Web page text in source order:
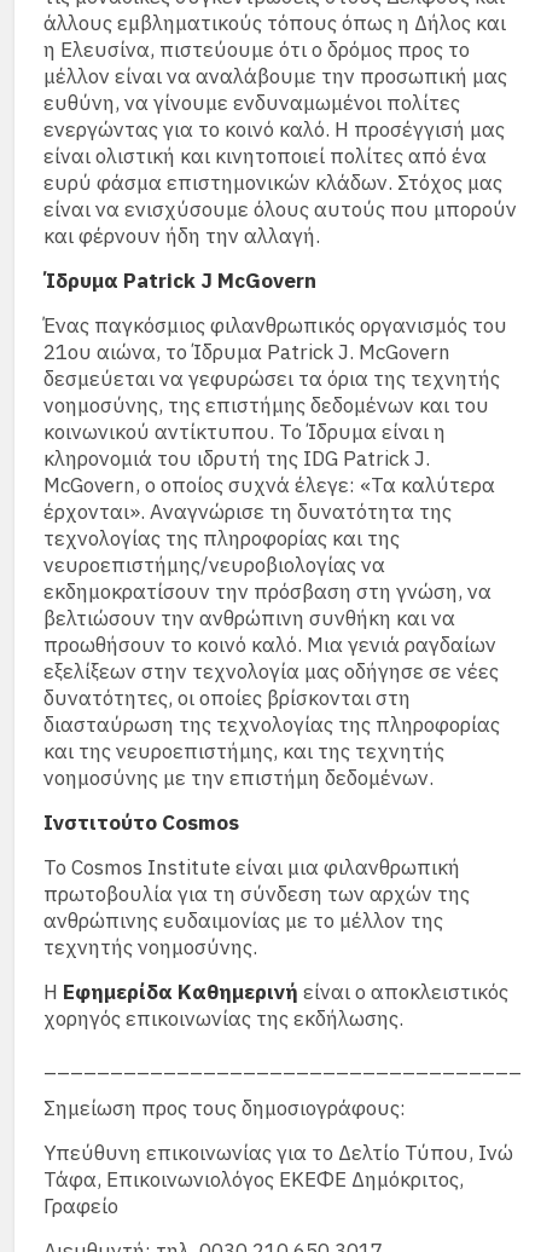
άλλους εμβληματικούς τόπους όπως η Δήλος και
η Ελευσίνα, πιστεύουμε ότι ο δρόμος προς το
μέλλον είναι να αναλάβουμε την προσωπική μας
ευθύνη, να γίνουμε ενδυναμωμένοι πολίτες
ενεργώντας για το κοινό καλό. Η προσέγγισή μας
είναι ολιστική και κινητοποιεί πολίτες από ένα
ευρύ φάσμα επιστημονικών κλάδων. Στόχος μας
είναι να ενισχύσουμε όλους αυτούς που μπορούν
και φέρνουν ήδη την αλλαγή.
Ίδρυμα Patrick J McGovern
Ένας παγκόσμιος φιλανθρωπικός οργανισμός του
21ου αιώνα, το Ίδρυμα Patrick J. McGovern
δεσμεύεται να γεφυρώσει τα όρια της τεχνητής
νοημοσύνης, της επιστήμης δεδομένων και του
κοινωνικού αντίκτυπου. Το Ίδρυμα είναι η
κληρονομιά του ιδρυτή της IDG Patrick J.
McGovern, ο οποίος συχνά έλεγε: «Τα καλύτερα
έρχονται». Αναγνώρισε τη δυνατότητα της
τεχνολογίας της πληροφορίας και της
νευροεπιστήμης/νευροβιολογίας να
εκδημοκρατίσουν την πρόσβαση στη γνώση, να
βελτιώσουν την ανθρώπινη συνθήκη και να
προωθήσουν το κοινό καλό. Μια γενιά ραγδαίων
εξελίξεων στην τεχνολογία μας οδήγησε σε νέες
δυνατότητες, οι οποίες βρίσκονται στη
διασταύρωση της τεχνολογίας της πληροφορίας
και της νευροεπιστήμης, και της τεχνητής
νοημοσύνης με την επιστήμη δεδομένων.
Ινστιτούτο Cosmos
Το Cosmos Institute είναι μια φιλανθρωπική
πρωτοβουλία για τη σύνδεση των αρχών της
ανθρώπινης ευδαιμονίας με το μέλλον της
τεχνητής νοημοσύνης.
Η Εφημερίδα Καθημερινή είναι ο αποκλειστικός
χορηγός επικοινωνίας της εκδήλωσης.
Σημείωση προς τους δημοσιογράφους:
Υπεύθυνη επικοινωνίας για το Δελτίο Τύπου, Ινώ
Τάφα, Επικοινωνιολόγος ΕΚΕΦΕ Δημόκριτος,
Γραφείο